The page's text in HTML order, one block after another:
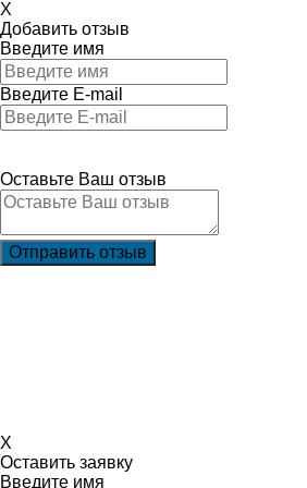
X
Добавить отзыв
Введите имя
Введите E-mail
Оставьте Ваш отзыв
X
Оставить заявку
Введите имя